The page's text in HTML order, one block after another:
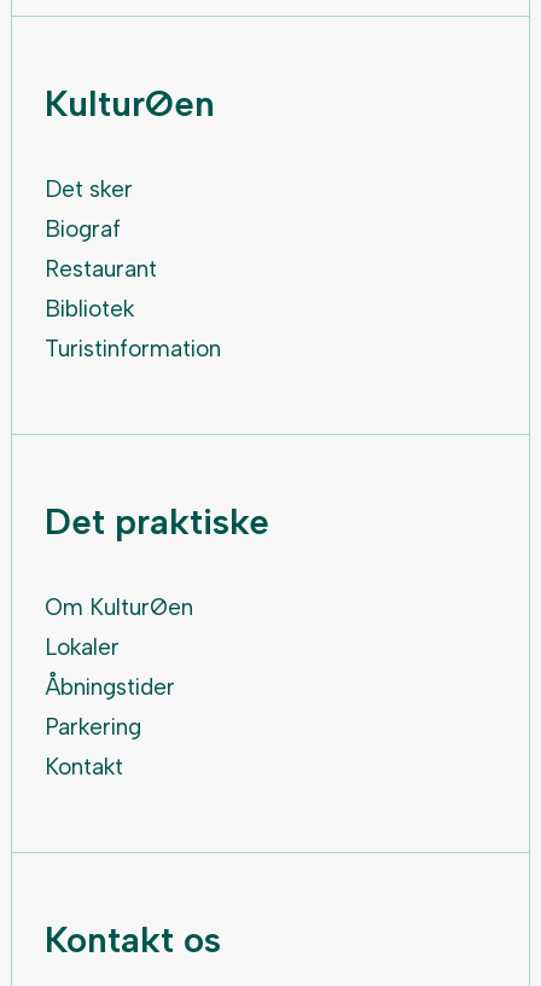
KulturØen
Det sker
Biograf
Restaurant
Bibliotek
Turistinformation
Det praktiske
Om KulturØen
Lokaler
Åbningstider
Parkering
Kontakt
Kontakt os